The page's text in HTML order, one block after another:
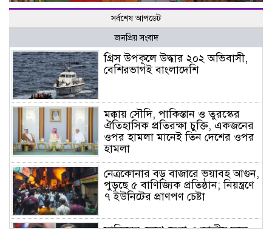
সর্বশেষ আপডেট
জনপ্রিয় সংবাদ
গ্রিস উপকূলে উদ্ধার ২০২ অভিবাসী,
বেশিরভাগই বাংলাদেশি
মক্কায় সৌদি, পাকিস্তান ও তুরস্কের
ঐতিহাসিক প্রতিরক্ষা চুক্তি, একজনের
ওপর হামলা মানেই তিন দেশের ওপর
হামলা
নেত্রকোনার বড় বাজারে ভয়াবহ আগুন,
পুড়ছে ৫ বাণিজ্যিক প্রতিষ্ঠান; নিয়ন্ত্রণে
৭ ইউনিটের প্রাণপণ চেষ্টা
সাকিবের দেশে ফেরা ও জাতীয় দলে